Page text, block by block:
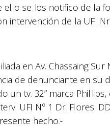
se los notifico de la
intervención de la UFI
en Av. Chassaing
de denunciante en su
un tv. 32” marca
UFI N° 1 Dr. Flores.
hecho.-